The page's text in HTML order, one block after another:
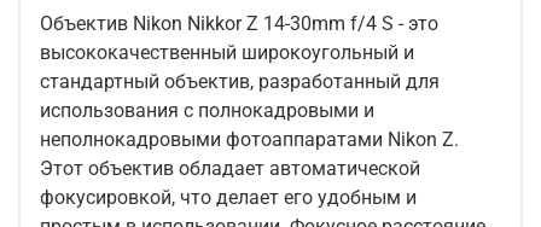
Объектив Nikon Nikkor Z 14-30mm f/4 S - это
высококачественный широкоугольный и
стандартный объектив, разработанный для
использования с полнокадровыми и
неполнокадровыми фотоаппаратами Nikon Z.
Этот объектив обладает автоматической
фокусировкой, что делает его удобным и